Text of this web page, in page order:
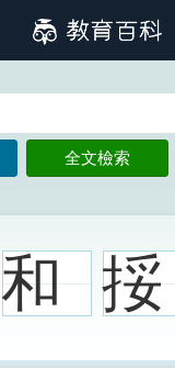
筆畫索引圖示
全文檢索
和 挼